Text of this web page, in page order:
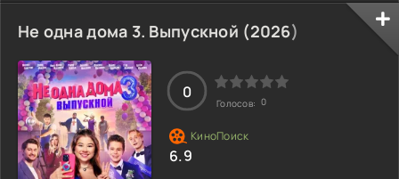
мрачное, словно тень, которая меняет восприятие их
отношений. В ней есть что-то, что заставляет задуматься
о том, что происходит между ними на самом деле, и как
это может повлиять на их будущее. Что же скрывает эта
таинственная женщина?
Не одна дома 3. Выпускной (2026)
0
Голосов: 0
6.9